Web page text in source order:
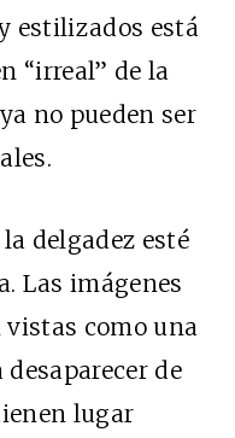
estilizados está
“irreal” de la
no pueden ser
delgadez esté
Las imágenes
vistas como una
de
lugar